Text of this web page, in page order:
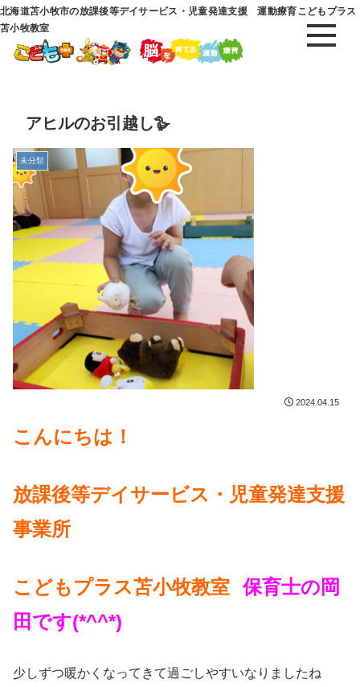
北海道苫小牧市の放課後等デイサービス・児童発達支援 運動療育こどもプラス
苫小牧教室
アヒルのお引越し🪿
未分類
2024.04.15
こんにちは！
放課後等デイサービス・児童発達支援
事業所
こどもプラス苫小牧教室 保育士の岡
田です(*^^*)
少しずつ暖かくなってきて過ごしやすいなりましたね